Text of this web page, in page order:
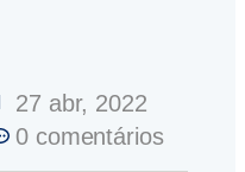
27 abr, 2022
0 comentários